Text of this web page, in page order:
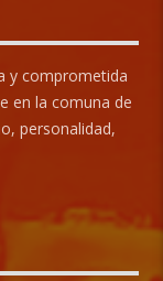
y comprometida
en la comuna de
personalidad,